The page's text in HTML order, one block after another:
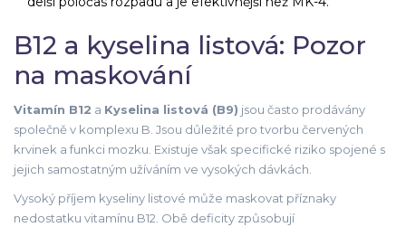
B12 a kyselina listová: Pozor
na maskování
Vitamín B12 a Kyselina listová (B9) jsou často prodávány
společně v komplexu B. Jsou důležité pro tvorbu červených
krvinek a funkci mozku. Existuje však specifické riziko spojené s
jejich samostatným užíváním ve vysokých dávkách.
Vysoký příjem kyseliny listové může maskovat příznaky
nedostatku vitamínu B12. Obě deficity způsobují